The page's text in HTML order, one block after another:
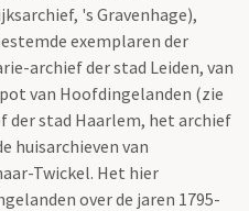
's Gravenhage),
exemplaren der
archief der stad Leiden, van
van Hoofdingelanden (zie
der stad Haarlem, het archief
huisarchieven van
Twickel. Het hier
over de jaren 1795-